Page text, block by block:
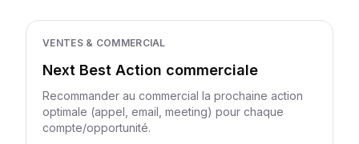
VENTES & COMMERCIAL
Next Best Action commerciale
Recommander au commercial la prochaine action
optimale (appel, email, meeting) pour chaque
compte/opportunité.